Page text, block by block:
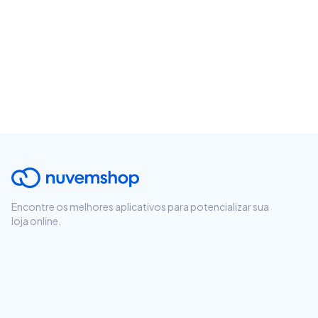
Encontre os melhores aplicativos para potencializar sua
loja online.